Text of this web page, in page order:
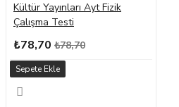
Kültür Yayınları Ayt Fizik
Çalışma Testi
₺78,70 ₺78,70
Sepete Ekle